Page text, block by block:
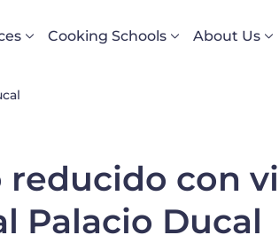
principale
Cooking Schools About Us
con
Palacio Ducal